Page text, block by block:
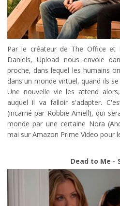
Par le créateur de The Office et
Daniels, Upload nous envoie
proche, dans lequel les humains
dans un monde virtuel, quand ils
Une nouvelle vie les attend
auquel il va falloir s'adapter.
(incarné par Robbie Amell), qui
monde par une certaine Nora
mai sur Amazon Prime Video pour
Dead to Me -